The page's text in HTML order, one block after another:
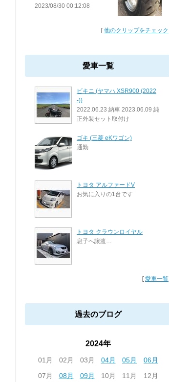
2023/08/30 00:12:08
[他のクリップをチェック
愛車一覧
ビキニ (ヤマハ XSR900 (2022
-))
2022.06.23 納車 2023.06.09 純
正外装セット取付け
ゴキ (三菱 eKワゴン)
通勤
トヨタ アルファードV
お気に入りの1台です
トヨタ クラウンロイヤル
息子へ譲渡…
[愛車一覧
過去のブログ
2024年
01月 02月 03月 04月 05月
06月
07月
08月 09月 10月 11月 12月